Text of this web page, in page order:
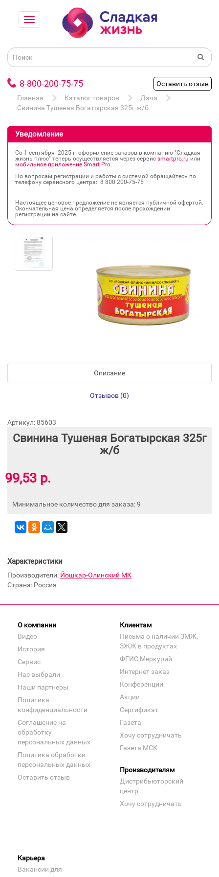
8-800-200-75-75
Оставить отзыв
Главная
Каталог товаров
Дача
Свинина Тушеная Богатырская 325г ж/б
Уведомление
Со 1 сентября 2025 г. оформление заказов в компанию "Сладкая
жизнь плюс" теперь осуществляется через сервис smartpro.ru или
мобильное приложение Smart Pro.
По вопросам регистрации и работы с системой обращайтесь по
телефону сервисного центра: 8 800 200‐75‐75
Настоящее ценовое предложение не является публичной офертой.
Окончательная цена определяется после прохождении
регистрации на сайте.
Описание
Отзывов (0)
Артикул: 85603
Свинина Тушеная Богатырская 325г
ж/б
99,53 р.
Минимальное количество для заказа: 9
Характеристики
Производители: Йошкар-Олинский МК
Страна: Россия
О компании
Видео
История
Сервис
Нас выбрали
Наши партнеры
Политика
конфиденциальности
Соглашение на
обработку
персональных данных
Политика обработки
персональных данных
Оставить отзыв
Клиентам
Письма о наличии ЗМЖ,
ЗЖЖ в продуктах
ФГИС Меркурий
Интернет заказ
Конференции
Акции
Сертификат
Газета
Хочу сотрудничать
Газета МСК
Производителям
Дистрибьюторский
центр
Хочу сотрудничать
Карьера
Вакансии для